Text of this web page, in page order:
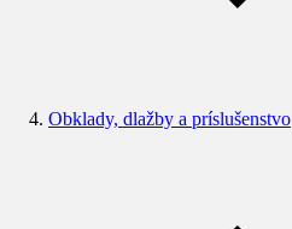
Obklady, dlažby a príslušenstvo